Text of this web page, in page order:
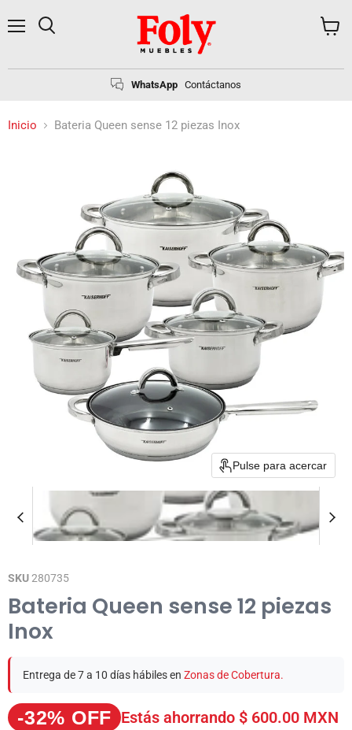
WhatsApp Contáctanos
Inicio Bateria Queen sense 12 piezas Inox
Pulse para acercar
SKU280735
Bateria Queen sense 12 piezas
Inox
Entrega de 7 a 10 días hábiles en Zonas de Cobertura.
-32% OFF Estás ahorrando $ 600.00 MXN